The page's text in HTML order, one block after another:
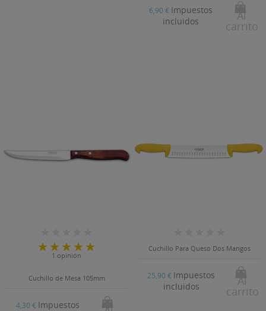
6,90 € Impuestos
incluidos
Al
carrito
1 opinión
Cuchillo de Mesa 105mm
4,30 € Impuestos
Cuchillo Para Queso Dos Mangos
25,90 € Impuestos
incluidos
Al
carrito